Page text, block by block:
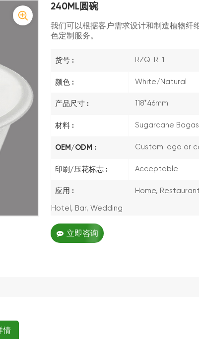
240ML圆碗
我们可以根据客户需求设计和制造植物纤
色定制服务。
货号 : RZQ-R-1
颜色 : White/Natural
产品尺寸 : 118*46mm
材料 : Sugarcane
OEM/ODM : Custom logo or
印刷/压花标志 : Acceptable
应用 : Home,
Hotel, Bar, Wedding
立即咨询
情